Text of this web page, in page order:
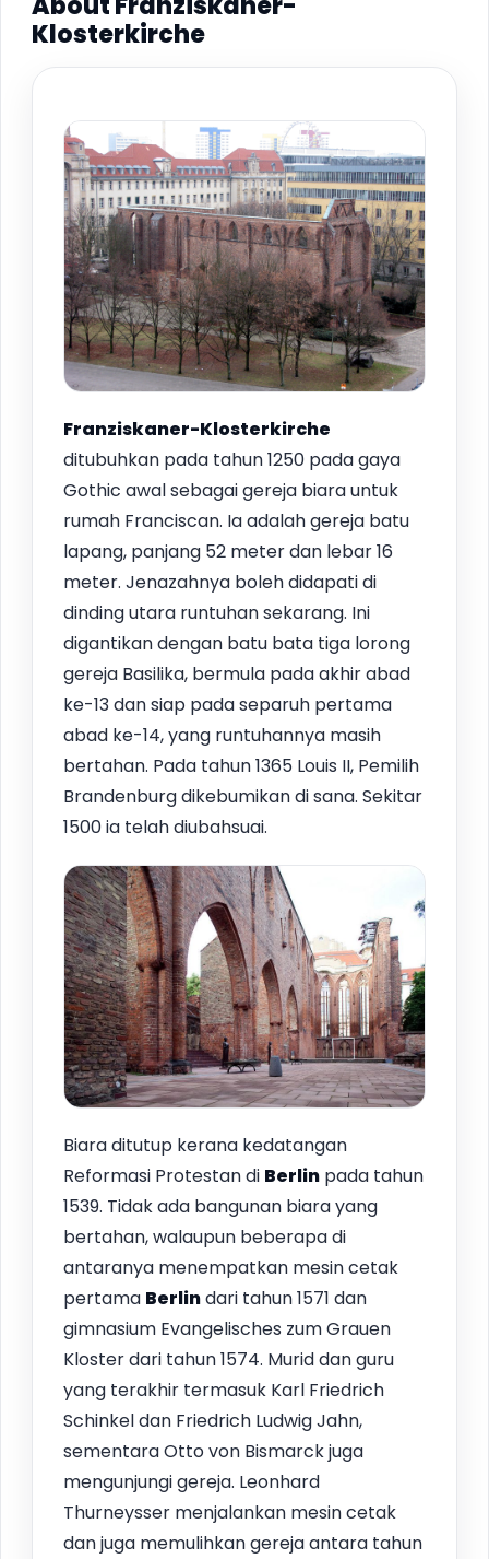
Klosterkirche
Franziskaner-Klosterkirche
ditubuhkan pada tahun 1250 pada gaya
Gothic awal sebagai gereja biara untuk
rumah Franciscan. Ia adalah gereja batu
lapang, panjang 52 meter dan lebar 16
meter. Jenazahnya boleh didapati di
dinding utara runtuhan sekarang. Ini
digantikan dengan batu bata tiga lorong
gereja Basilika, bermula pada akhir abad
ke-13 dan siap pada separuh pertama
abad ke-14, yang runtuhannya masih
bertahan. Pada tahun 1365 Louis II, Pemilih
Brandenburg dikebumikan di sana. Sekitar
1500 ia telah diubahsuai.
Biara ditutup kerana kedatangan
Reformasi Protestan di Berlin pada tahun
1539. Tidak ada bangunan biara yang
bertahan, walaupun beberapa di
antaranya menempatkan mesin cetak
pertama Berlindari tahun 1571 dan
gimnasium Evangelisches zum Grauen
Kloster dari tahun 1574. Murid dan guru
yang terakhir termasuk Karl Friedrich
Schinkel dan Friedrich Ludwig Jahn,
sementara Otto von Bismarck juga
mengunjungi gereja. Leonhard
Thurneysser menjalankan mesin cetak
dan juga memulihkan gereja antara tahun